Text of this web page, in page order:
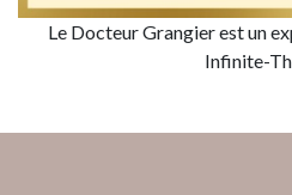
Le Docteur Grangier est un
Infinite-